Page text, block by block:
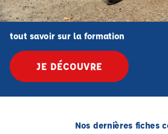
tout savoir sur la formation
JE DÉCOUVRE
Nos dernières fiches